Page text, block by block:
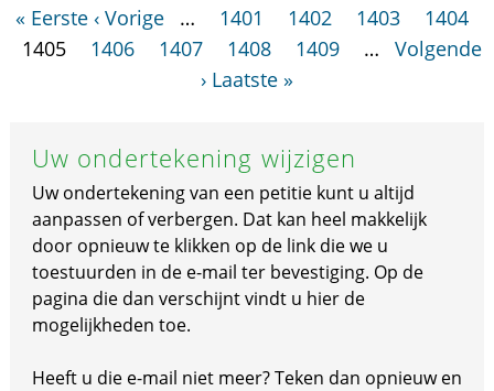
« Eerste ‹ Vorige … 1401 1402 1403
1404
1405
1406 1407 1408 1409 …
Volgende
› Laatste »
Uw ondertekening wijzigen
Uw ondertekening van een petitie kunt u altijd
aanpassen of verbergen. Dat kan heel makkelijk
door opnieuw te klikken op de link die we u
toestuurden in de e-mail ter bevestiging. Op de
pagina die dan verschijnt vindt u hier de
mogelijkheden toe.
Heeft u die e-mail niet meer? Teken dan opnieuw en